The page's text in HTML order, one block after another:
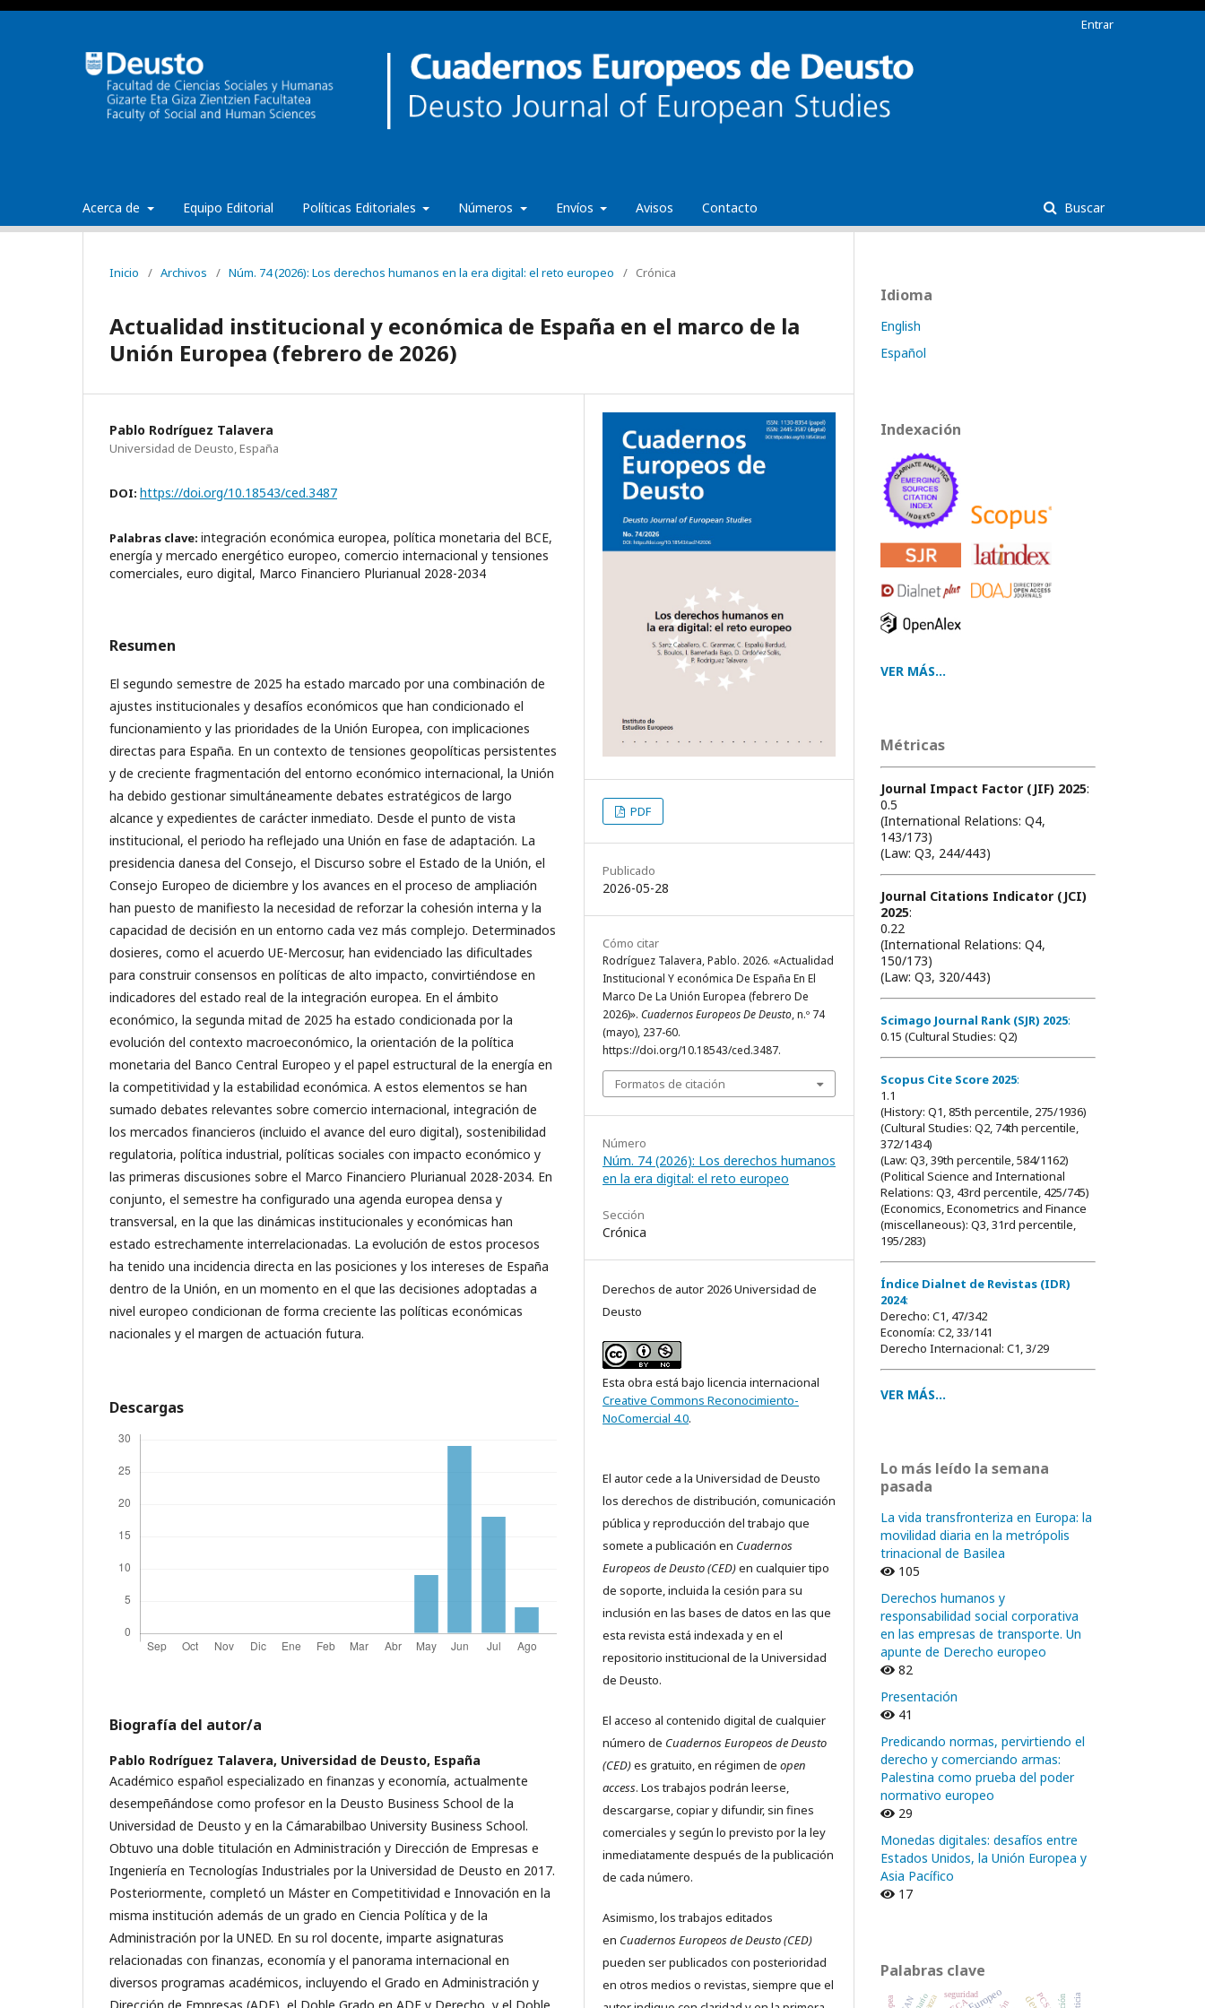
Acerca de Equipo Editorial Políticas Editoriales Números Envíos Avisos Contacto Buscar
Entrar
Inicio / Archivos / Núm. 74 (2026): Los derechos humanos en la era digital: el reto europeo / Crónica
Actualidad institucional y económica de España en el marco de la
Unión Europea (febrero de 2026)
Pablo Rodríguez Talavera
Universidad de Deusto, España
DOI: https://doi.org/10.18543/ced.3487
Palabras clave: integración económica europea, política monetaria del BCE,
energía y mercado energético europeo, comercio internacional y tensiones
comerciales, euro digital, Marco Financiero Plurianual 2028-2034
Resumen
El segundo semestre de 2025 ha estado marcado por una combinación de
ajustes institucionales y desafíos económicos que han condicionado el
funcionamiento y las prioridades de la Unión Europea, con implicaciones
directas para España. En un contexto de tensiones geopolíticas persistentes
y de creciente fragmentación del entorno económico internacional, la Unión
ha debido gestionar simultáneamente debates estratégicos de largo
alcance y expedientes de carácter inmediato. Desde el punto de vista
institucional, el periodo ha reflejado una Unión en fase de adaptación. La
presidencia danesa del Consejo, el Discurso sobre el Estado de la Unión, el
Consejo Europeo de diciembre y los avances en el proceso de ampliación
han puesto de manifiesto la necesidad de reforzar la cohesión interna y la
capacidad de decisión en un entorno cada vez más complejo. Determinados
dosieres, como el acuerdo UE-Mercosur, han evidenciado las dificultades
para construir consensos en políticas de alto impacto, convirtiéndose en
indicadores del estado real de la integración europea. En el ámbito
económico, la segunda mitad de 2025 ha estado condicionada por la
evolución del contexto macroeconómico, la orientación de la política
monetaria del Banco Central Europeo y el papel estructural de la energía en
la competitividad y la estabilidad económica. A estos elementos se han
sumado debates relevantes sobre comercio internacional, integración de
los mercados financieros (incluido el avance del euro digital), sostenibilidad
regulatoria, política industrial, políticas sociales con impacto económico y
las primeras discusiones sobre el Marco Financiero Plurianual 2028-2034. En
conjunto, el semestre ha configurado una agenda europea densa y
transversal, en la que las dinámicas institucionales y económicas han
estado estrechamente interrelacionadas. La evolución de estos procesos
ha tenido una incidencia directa en las posiciones y los intereses de España
dentro de la Unión, en un momento en el que las decisiones adoptadas a
nivel europeo condicionan de forma creciente las políticas económicas
nacionales y el margen de actuación futura.
Descargas
Biografía del autor/a
Pablo Rodríguez Talavera, Universidad de Deusto, España
Académico español especializado en finanzas y economía, actualmente
desempeñándose como profesor en la Deusto Business School de la
Universidad de Deusto y en la Cámarabilbao University Business School.
Obtuvo una doble titulación en Administración y Dirección de Empresas e
Ingeniería en Tecnologías Industriales por la Universidad de Deusto en 2017.
Posteriormente, completó un Máster en Competitividad e Innovación en la
misma institución además de un grado en Ciencia Política y de la
Administración por la UNED. En su rol docente, imparte asignaturas
relacionadas con finanzas, economía y el panorama internacional en
diversos programas académicos, incluyendo el Grado en Administración y
PDF
Publicado
2026-05-28
Cómo citar
Rodríguez Talavera, Pablo. 2026. «Actualidad
Institucional Y económica De España En El
Marco De La Unión Europea (febrero De
2026)». Cuadernos Europeos De Deusto, n.º 74
(mayo), 237-60.
https://doi.org/10.18543/ced.3487.
Formatos de citación
Número
Núm. 74 (2026): Los derechos humanos
en la era digital: el reto europeo
Sección
Crónica
Derechos de autor 2026 Universidad de
Deusto
Esta obra está bajo licencia internacional
Creative Commons Reconocimiento-
NoComercial 4.0.
El autor cede a la Universidad de Deusto
los derechos de distribución, comunicación
pública y reproducción del trabajo que
somete a publicación en Cuadernos
Europeos de Deusto (CED)en cualquier tipo
de soporte, incluida la cesión para su
inclusión en las bases de datos en las que
esta revista está indexada y en el
repositorio institucional de la Universidad
de Deusto.
El acceso al contenido digital de cualquier
número de Cuadernos Europeos de Deusto
(CED)es gratuito, en régimen de open
access. Los trabajos podrán leerse,
descargarse, copiar y difundir, sin fines
comerciales y según lo previsto por la ley
inmediatamente después de la publicación
de cada número.
Asimismo, los trabajos editados
en Cuadernos Europeos de Deusto (CED)
pueden ser publicados con posterioridad
en otros medios o revistas, siempre que el
Idioma
English
Español
Indexación
VER MÁS...
Métricas
Journal Impact Factor (JIF) 2025:
0.5
(International Relations: Q4,
143/173)
(Law: Q3, 244/443)
Journal Citations Indicator (JCI)
2025:
0.22
(International Relations: Q4,
150/173)
(Law: Q3, 320/443)
Scimago Journal Rank (SJR) 2025:
0.15 (Cultural Studies: Q2)
Scopus Cite Score 2025:
1.1
(History: Q1, 85th percentile, 275/1936)
(Cultural Studies: Q2, 74th percentile,
372/1434)
(Law: Q3, 39th percentile, 584/1162)
(Political Science and International
Relations: Q3, 43rd percentile, 425/745)
(Economics, Econometrics and Finance
(miscellaneous): Q3, 31rd percentile,
195/283)
Índice Dialnet de Revistas (IDR)
2024:
Derecho: C1, 47/342
Economía: C2, 33/141
Derecho Internacional: C1, 3/29
VER MÁS...
Lo más leído la semana
pasada
La vida transfronteriza en Europa: la
movilidad diaria en la metrópolis
trinacional de Basilea
105
Derechos humanos y
responsabilidad social corporativa
en las empresas de transporte. Un
apunte de Derecho europeo
82
Presentación
41
Predicando normas, pervirtiendo el
derecho y comerciando armas:
Palestina como prueba del poder
normativo europeo
29
Monedas digitales: desafíos entre
Estados Unidos, la Unión Europea y
Asia Pacífico
17
Palabras clave
PCSD
seguridad